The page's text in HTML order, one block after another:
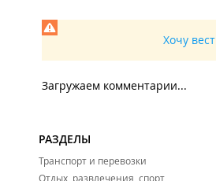
Хочу
Загружаем комментарии...
РАЗДЕЛЫ
Транспорт и перевозки
Отдых, развлечения, спорт